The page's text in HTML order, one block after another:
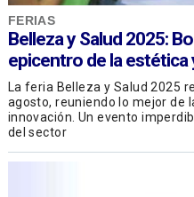
FERIAS
Belleza y Salud 2025:
epicentro de la
La feria Belleza y Salud 2025
agosto, reuniendo lo mejor de
innovación. Un evento
del sector